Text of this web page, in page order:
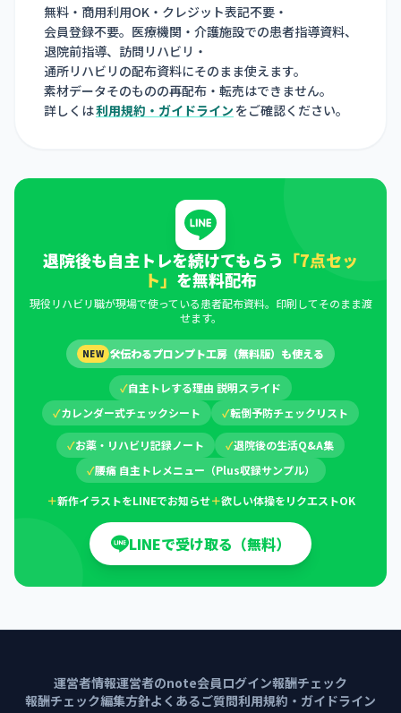
無料・商用利用OK・クレジット表記不要・
会員登録不要。医療機関・介護施設での患者指導資料、
退院前指導、訪問リハビリ・
通所リハビリの配布資料にそのまま使えます。
素材データそのものの再配布・転売はできません。
詳しくは利用規約・ガイドライン をご確認ください。
退院後も自主トレを続けてもらう 「7点セッ
ト」 を無料配布
現役リハビリ職が現場で使っている患者配布資料。印刷してそのまま渡
せます。
NEW 🛠伝わるプロンプト工房（無料版）も使える
✓自主トレする理由 説明スライド
✓カレンダー式チェックシート ✓転倒予防チェックリスト
✓お薬・リハビリ記録ノート ✓退院後の生活Q&A集
✓腰痛 自主トレメニュー（Plus収録サンプル）
＋新作イラストをLINEでお知らせ＋欲しい体操をリクエストOK
LINEで受け取る（無料）
運営者情報運営者のnote会員ログイン報酬チェック
報酬チェック編集方針よくあるご質問利用規約・ガイドライン